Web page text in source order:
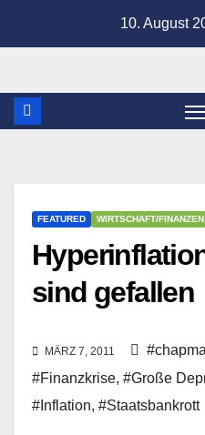
10. August
FEATURED WIRTSCHAFT/FINANZEN
sind gefallen
MÄRZ 7, 2011
#Finanzkrise, #Große
#Inflation, #Staatsbankrott